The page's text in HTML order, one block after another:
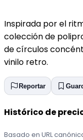
Inspirada por el
colección de
de círculos
vinilo retro.
Reportar
Histórico de
Basado en URL